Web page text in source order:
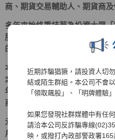
近期詐騙猖獗，請投資人切
結或陌生群組。本公司不會
「領取飆股」、「明牌體驗
如果您發現社群媒體中有任
請洽本公司反詐騙專線
映，或撥打內政部警政署
商、期貨交易輔助人、期貨商及
多年來始終秉持著為投資大眾
服務、保障權益」的經營理念努
的企業文化驅策下，早已成為台
本著「深耕台灣、放眼國際、在
念，元大證券多年來持續深耕海
年來更積極拓展兩岸三地業務，
商。
元大證券為元大金控旗下之子
戶權益為職志，穩健經營、銳